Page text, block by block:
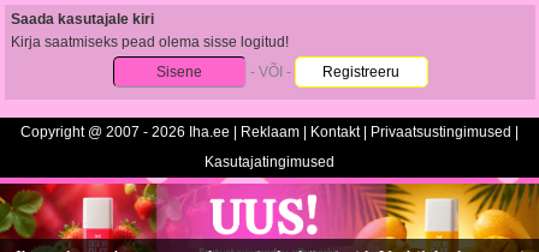
Saada kasutajale kiri
Kirja saatmiseks pead olema sisse logitud!
Sisene
- VÕI - Registreeru
Copyright @ 2007 - 2026 Iha.ee | Reklaam Kontakt| Privaatsustingimused
Kasutajatingimused